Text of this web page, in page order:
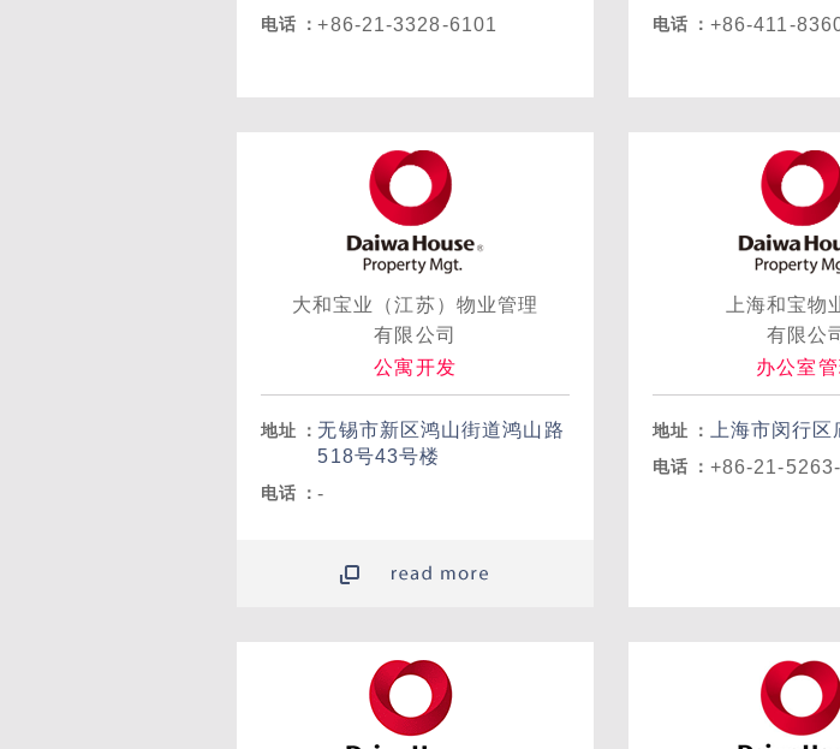
电话 ：+86-21-3328-6101 电话 ：+86-411-
大和宝业（江苏）物业管理
有限公司
公寓开发
地址 ：无锡市新区鸿山街道鸿山路
518号43号楼
电话 ：-
上海和宝物
有限公
办公室
地址 ： 上海市闵行区
电话 ：+86-21-